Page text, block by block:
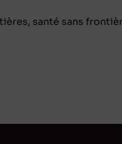
santé sans